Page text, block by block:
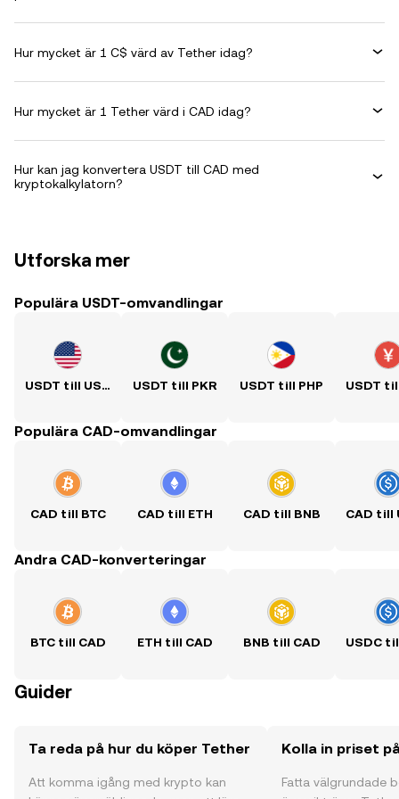
Hur mycket är 1 C$ värd av Tether idag?
Hur mycket är 1 Tether värd i CAD idag?
Hur kan jag konvertera USDT till CAD med
kryptokalkylatorn?
Utforska mer
Populära USDT-omvandlingar
USDT till USD USDT till PKR USDT till PHP USDT
Populära CAD-omvandlingar
CAD till BTC CAD till ETH CAD till BNB
Andra CAD-konverteringar
BTC till CAD ETH till CAD BNB till CAD
Guider
Ta reda på hur du köper Tether
Att komma igång med krypto kan
Kolla in priset
Fatta välgrundade